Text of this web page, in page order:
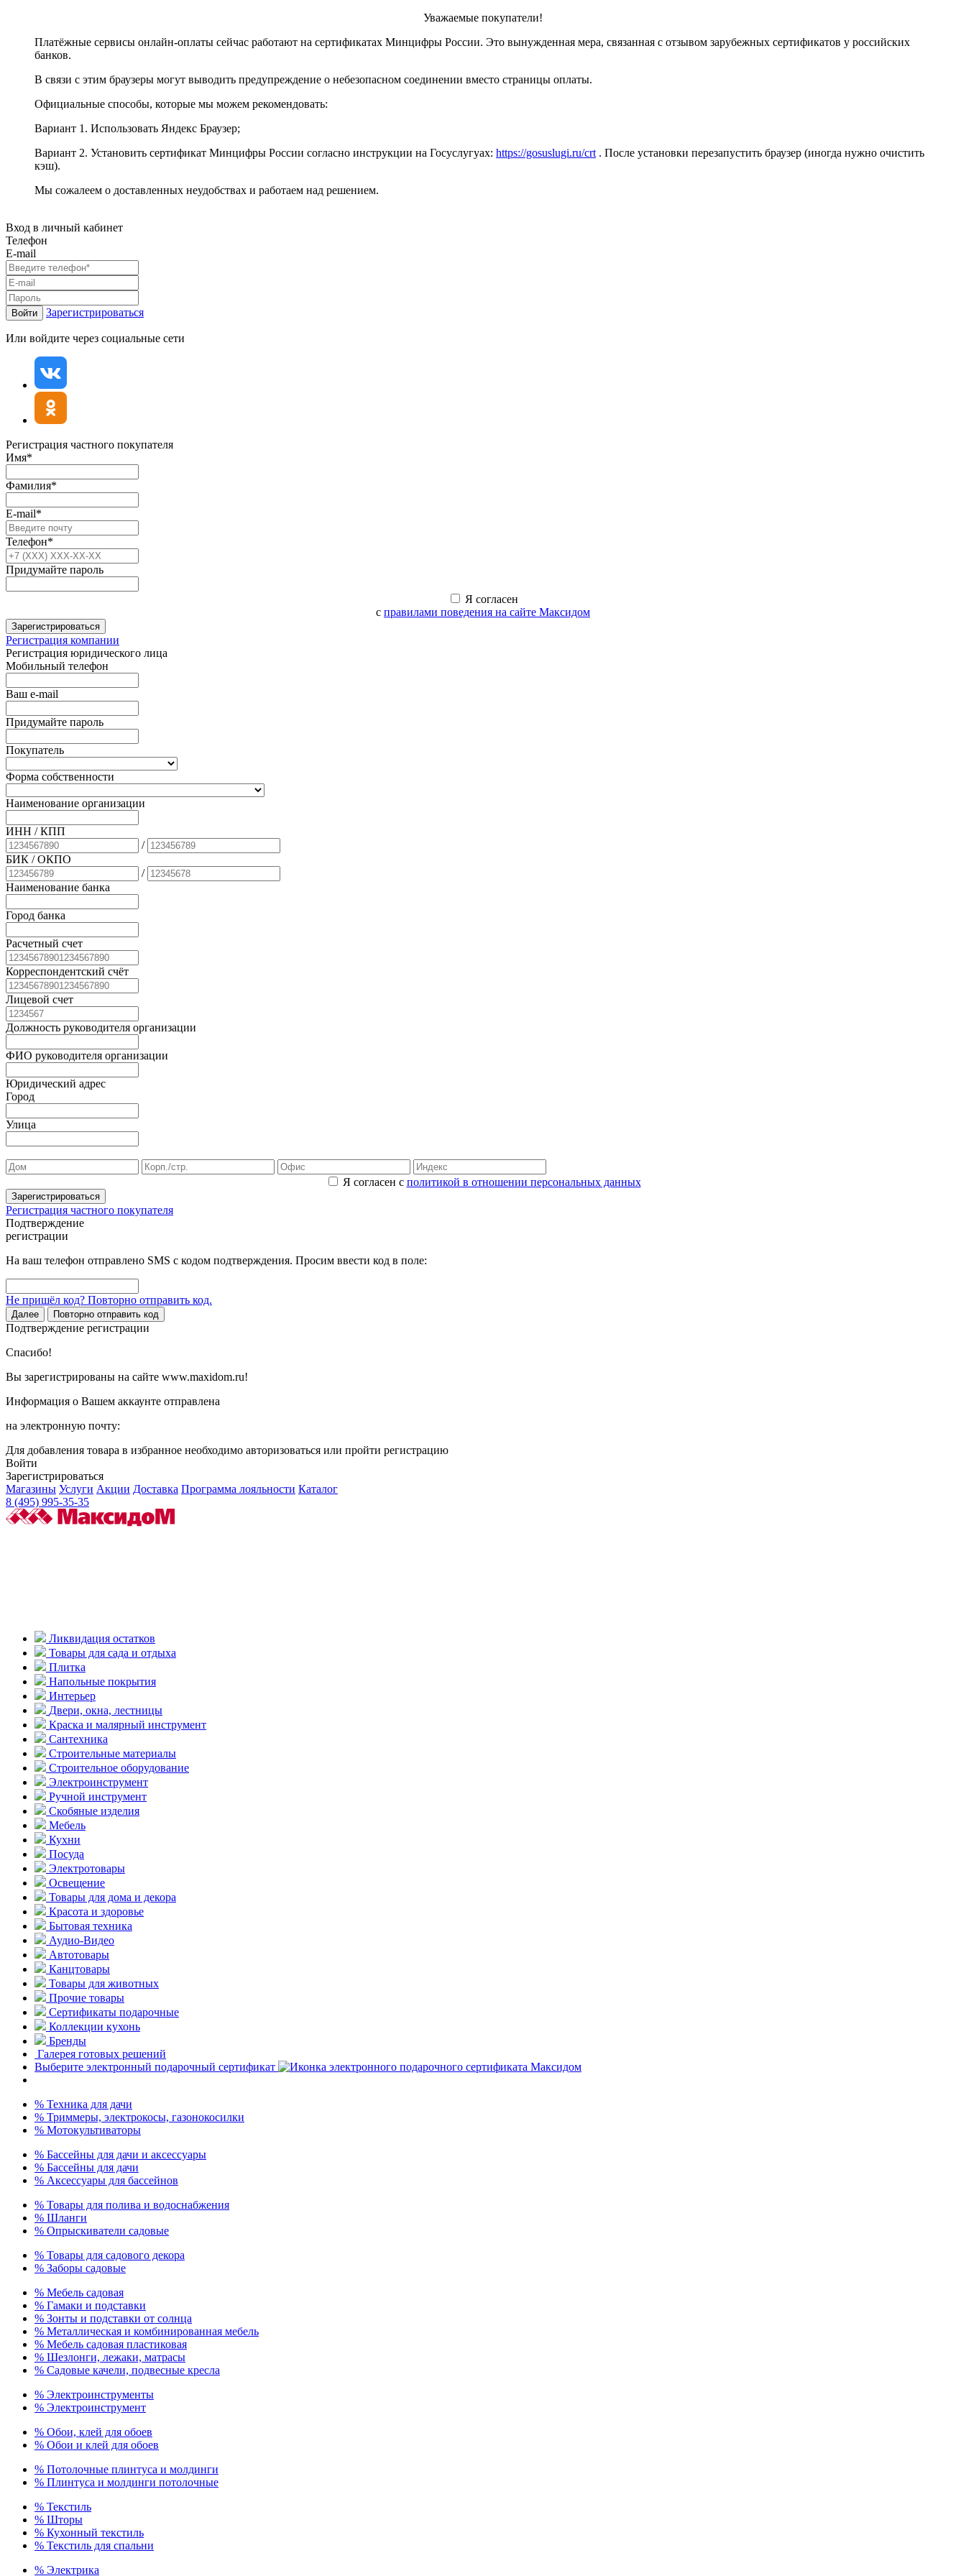
Уважаемые покупатели!
Платёжные сервисы онлайн-оплаты сейчас работают на сертификатах Минцифры России. Это вынужденная мера, связанная с отзывом зарубежных сертификатов у российских
банков.
В связи с этим браузеры могут выводить предупреждение о небезопасном соединении вместо страницы оплаты.
Официальные способы, которые мы можем рекомендовать:
Вариант 1. Использовать Яндекс Браузер;
Вариант 2. Установить сертификат Минцифры России согласно инструкции на Госуслугуах: https://gosuslugi.ru/crt . После установки перезапустить браузер (иногда нужно очистить
кэш).
Мы сожалеем о доставленных неудобствах и работаем над решением.
Вход в личный кабинет
Телефон
E-mail
Войти Зарегистрироваться
Или войдите через социальные сети
Регистрация частного покупателя
Имя*
Фамилия*
E-mail*
Телефон*
Придумайте пароль
Я согласен
с правилами поведения на сайте Максидом
Зарегистрироваться
Регистрация компании
Регистрация юридического лица
Мобильный телефон
Ваш e-mail
Придумайте пароль
Покупатель
Форма собственности
Наименование организации
ИНН / КПП
/
БИК / ОКПО
/
Наименование банка
Город банка
Расчетный счет
Корреспондентский счёт
Лицевой счет
Должность руководителя организации
ФИО руководителя организации
Юридический адрес
Город
Улица
Я согласен с политикой в отношении персональных данных
Зарегистрироваться
Регистрация частного покупателя
Подтверждение
регистрации
На ваш телефон отправлено SMS с кодом подтверждения. Просим ввести код в поле:
Не пришёл код? Повторно отправить код.
Далее Повторно отправить код
Подтверждение регистрации
Спасибо!
Вы зарегистрированы на сайте www.maxidom.ru!
Информация о Вашем аккаунте отправлена
на электронную почту:
Для добавления товара в избранное необходимо авторизоваться или пройти регистрацию
Войти
Зарегистрироваться
Магазины Услуги Акции Доставка Программа лояльности Каталог
8 (495) 995-35-35
Ликвидация остатков
Товары для сада и отдыха
Плитка
Напольные покрытия
Интерьер
Двери, окна, лестницы
Краска и малярный инструмент
Сантехника
Строительные материалы
Строительное оборудование
Электроинструмент
Ручной инструмент
Скобяные изделия
Мебель
Кухни
Посуда
Электротовары
Освещение
Товары для дома и декора
Красота и здоровье
Бытовая техника
Аудио-Видео
Автотовары
Канцтовары
Товары для животных
Прочие товары
Сертификаты подарочные
Коллекции кухонь
Бренды
Галерея готовых решений
Выберите электронный подарочный сертификат
% Техника для дачи
% Триммеры, электрокосы, газонокосилки
% Мотокультиваторы
% Бассейны для дачи и аксессуары
% Бассейны для дачи
% Аксессуары для бассейнов
% Товары для полива и водоснабжения
% Шланги
% Опрыскиватели садовые
% Товары для садового декора
% Заборы садовые
% Мебель садовая
% Гамаки и подставки
% Зонты и подставки от солнца
% Металлическая и комбинированная мебель
% Мебель садовая пластиковая
% Шезлонги, лежаки, матрасы
% Садовые качели, подвесные кресла
% Электроинструменты
% Электроинструмент
% Обои, клей для обоев
% Обои и клей для обоев
% Потолочные плинтуса и молдинги
% Плинтуса и молдинги потолочные
% Текстиль
% Шторы
% Кухонный текстиль
% Текстиль для спальни
% Электрика